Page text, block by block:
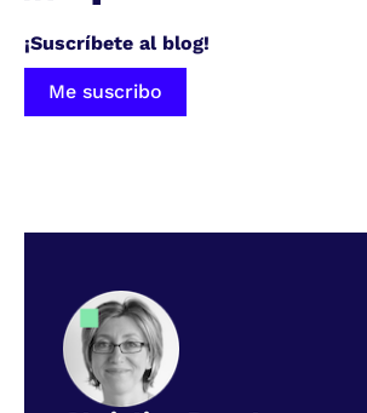
¡Suscríbete al blog!
Me suscribo